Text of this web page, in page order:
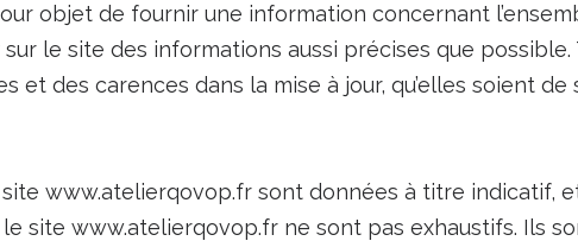
objet de fournir une information concernant
le site des informations aussi précises que
et des carences dans la mise à jour, qu’elles soient
www.atelierqovop.fr sont données à titre indicatif,
site www.atelierqovop.fr ne sont pas exhaustifs. Ils